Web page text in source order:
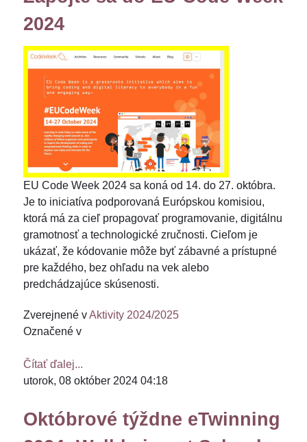
2024
EU Code Week 2024 sa koná od 14. do 27. októbra.
Je to iniciatíva podporovaná Európskou komisiou,
ktorá má za cieľ propagovať programovanie, digitálnu
gramotnosť a technologické zručnosti. Cieľom je
ukázať, že kódovanie môže byť zábavné a prístupné
pre každého, bez ohľadu na vek alebo
predchádzajúce skúsenosti.
Zverejnené vAktivity 2024/2025
Označené v
Čítať ďalej...
utorok, 08 október 2024 04:18
Októbrové týždne eTwinning